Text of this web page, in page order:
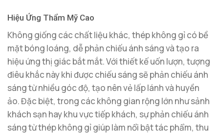
Hiệu Ứng Thẩm Mỹ Cao
Không giống các chất liệu khác, thép không gỉ có bề
mặt bóng loáng, dễ phản chiếu ánh sáng và tạo ra
hiệu ứng thị giác bắt mắt. Với thiết kế uốn lượn, tượng
điêu khắc này khi được chiếu sáng sẽ phản chiếu ánh
sáng từ nhiều góc độ, tạo nên vẻ lấp lánh và huyền
ảo. Đặc biệt, trong các không gian rộng lớn như sảnh
khách sạn hay khu vực tiếp khách, sự phản chiếu ánh
sáng từ thép không gỉ giúp làm nổi bật tác phẩm, thu